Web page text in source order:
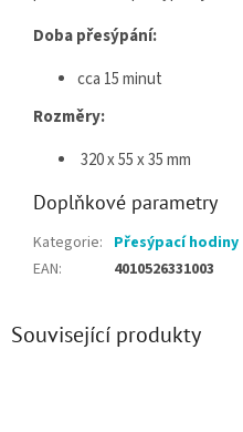
Doba přesýpání:
cca 15 minut
Rozměry:
320 x55 x 35 mm
Doplňkové parametry
Kategorie: Přesýpací hodiny
EAN: 4010526331003
Související produkty